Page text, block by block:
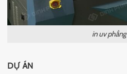
in uv phẳng
DỰ ÁN